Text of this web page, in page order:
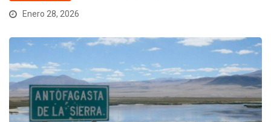
Enero 28, 2026